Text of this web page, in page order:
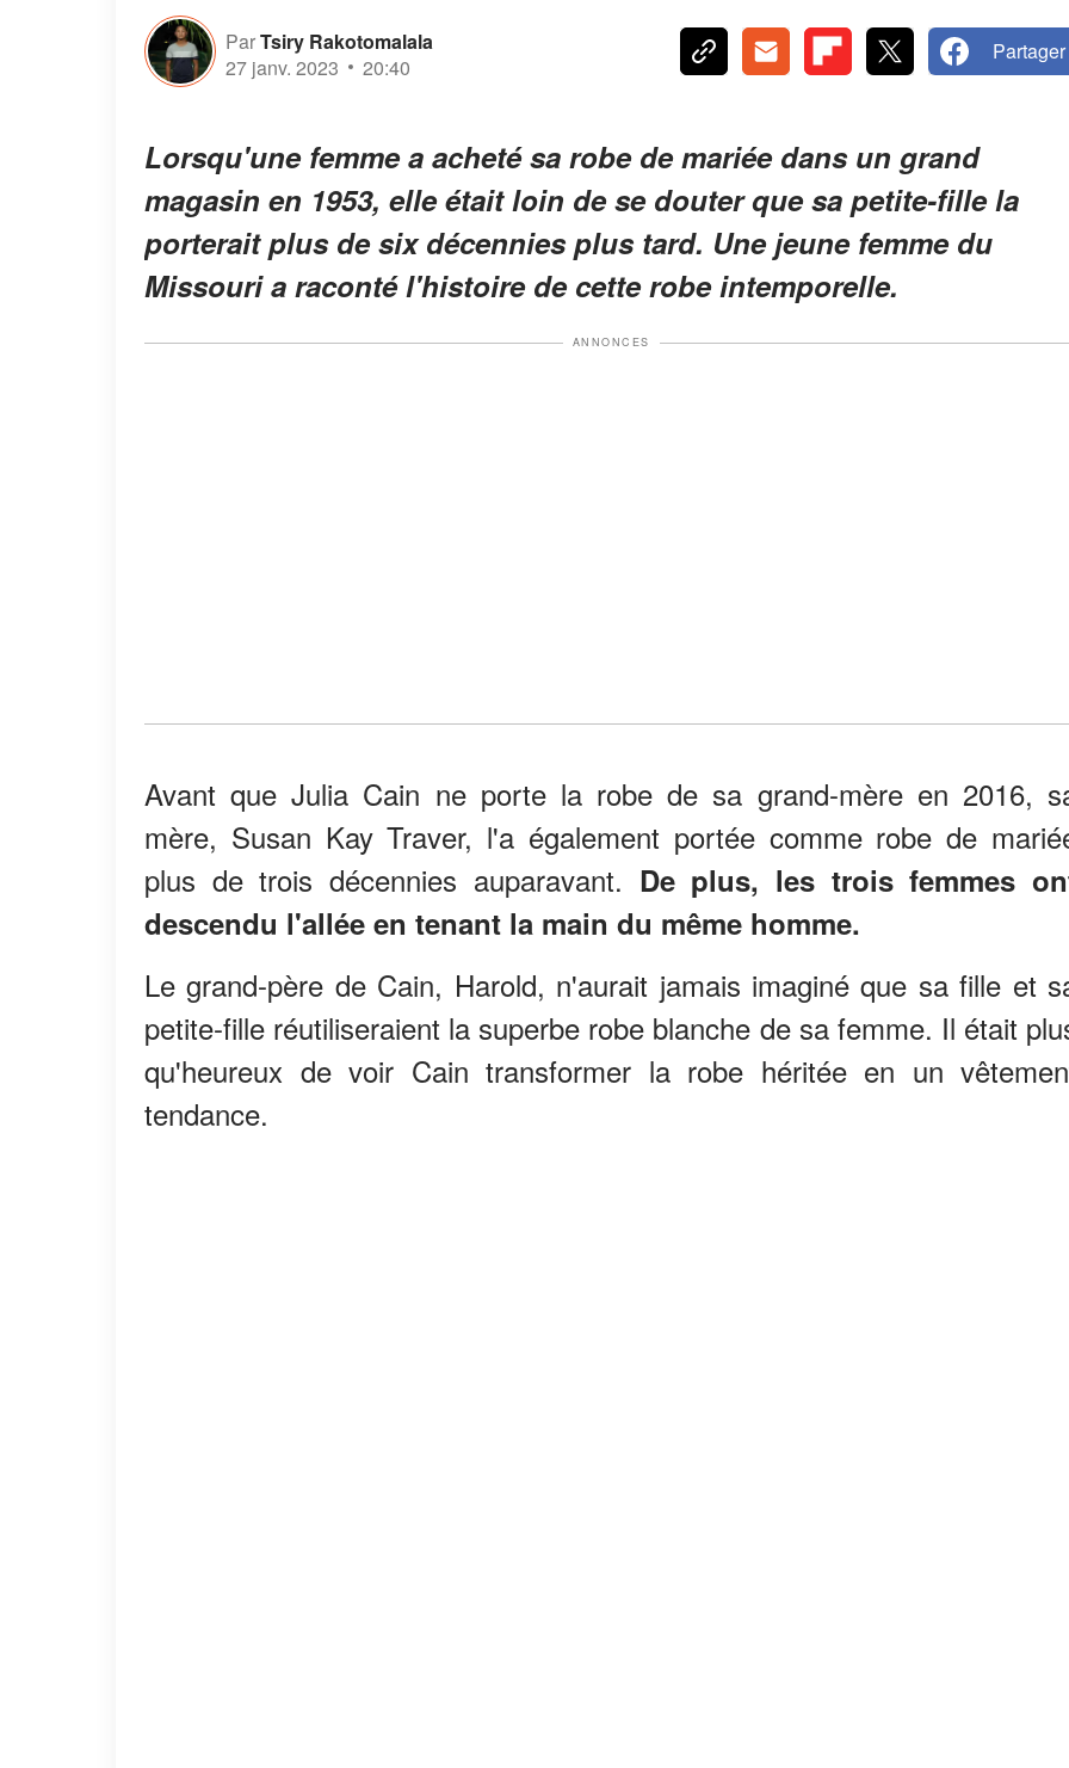
ParTsiry Rakotomalala
27 janv. 2023
20:40
Partager
Lorsqu'une femme a acheté sa robe de mariée dans un grand
magasin en 1953, elle était loin de se douter que sa petite-fille la
porterait plus de six décennies plus tard. Une jeune femme du
Missouri a raconté l'histoire de cette robe intemporelle.
ANNONCES
Avant que Julia Cain ne porte la robe de sa grand-mère en 2016,
mère, Susan Kay Traver, l'a également portée comme robe de
plus de trois décennies auparavant. De plus, les trois femmes
descendu l'allée en tenant la main du même homme.
Le grand-père de Cain, Harold, n'aurait jamais imaginé que sa fille et
petite-fille réutiliseraient la superbe robe blanche de sa femme. Il était
qu'heureux de voir Cain transformer la robe héritée en un
tendance.